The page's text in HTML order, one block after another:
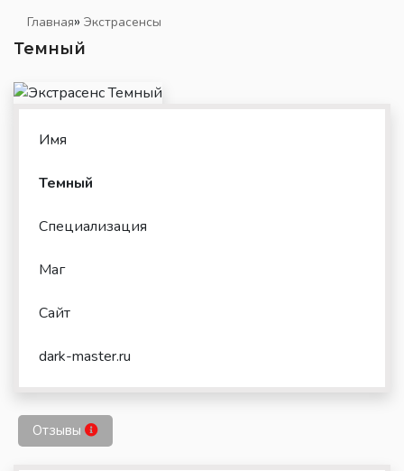
Главная» Экстрасенсы
Темный
Имя
Темный
Специализация
Маг
Сайт
dark-master.ru
Отзывы